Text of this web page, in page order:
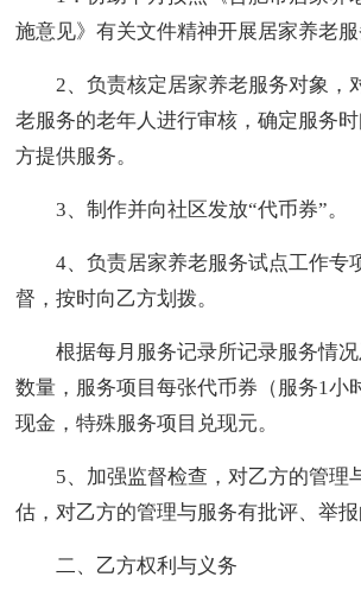
施意见》有关文件精神开展居家养老服
2、负责核定居家养老服务对象，
老服务的老年人进行审核，确定服务
方提供服务。
3、制作并向社区发放“代币券”。
4、负责居家养老服务试点工作专
督，按时向乙方划拨。
根据每月服务记录所记录服务情
数量，服务项目每张代币券（服务1小
现金，特殊服务项目兑现元。
5、加强监督检查，对乙方的管理
估，对乙方的管理与服务有批评、举报
二、乙方权利与义务